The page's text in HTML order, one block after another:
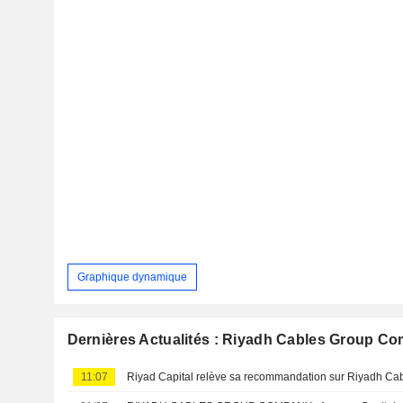
Graphique dynamique
Dernières Actualités : Riyadh Cables Group
11:07